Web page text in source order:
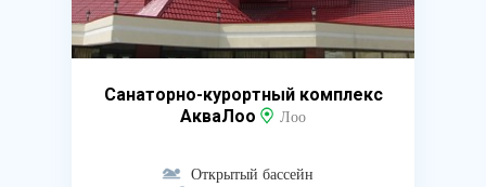
Санаторно-курортный комплекс
АкваЛоо
Лоо
Открытый бассейн